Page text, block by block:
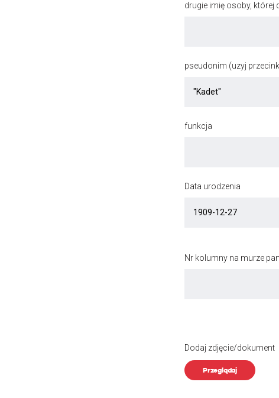
drugie imię osoby, której
pseudonim (uzyj
funkcja
Data urodzenia
Nr kolumny na murze
Dodaj zdjęcie/dokument
Przeglądaj